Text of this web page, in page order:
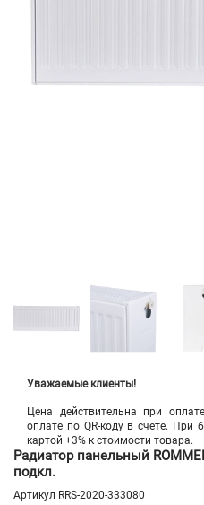
Уважаемые клиенты!
Цена действительна при
оплате по QR-коду в счете. При
картой +3% к стоимости товара.
Радиатор панельный
подкл.
Артикул RRS-2020-333080